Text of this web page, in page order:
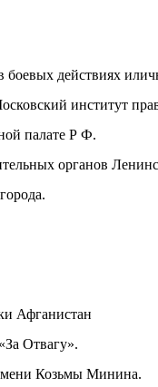
действиях
институт
палате Р Ф.
органов
Афганистан
Отвагу».
Козьмы Минина.